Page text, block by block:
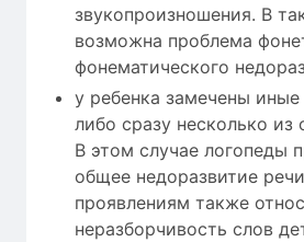
звукопроизношения. В
возможна проблема
фонематического
у ребенка замечены
либо сразу несколько
В этом случае логопеды
общее недоразвитие
проявлениям также
неразборчивость слов